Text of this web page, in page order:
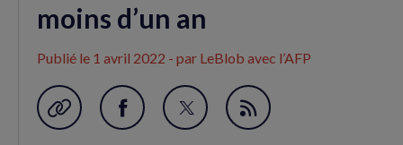
moins d’un an
Publié le 1 avril 2022 - par LeBlob avec l’AFP
Garder en favori
Partager
Partager
Flux